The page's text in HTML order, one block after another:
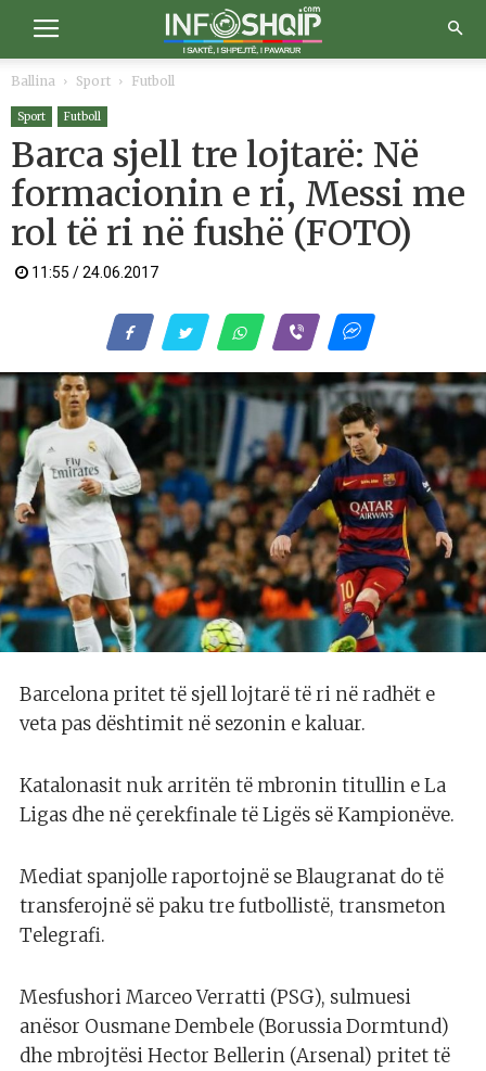
Ballina Sport Futboll
Sport Futboll
Barca sjell tre lojtarë: Në
formacionin e ri, Messi me
rol të ri në fushë (FOTO)
11:55 / 24.06.2017
Barcelona pritet të sjell lojtarë të ri në radhët e
veta pas dështimit në sezonin e kaluar.
Katalonasit nuk arritën të mbronin titullin e La
Ligas dhe në çerekfinale të Ligës së Kampionëve.
Mediat spanjolle raportojnë se Blaugranat do të
transferojnë së paku tre futbollistë, transmeton
Telegrafi.
Mesfushori Marceo Verratti (PSG), sulmuesi
anësor Ousmane Dembele (Borussia Dormtund)
dhe mbrojtësi Hector Bellerin (Arsenal) pritet të